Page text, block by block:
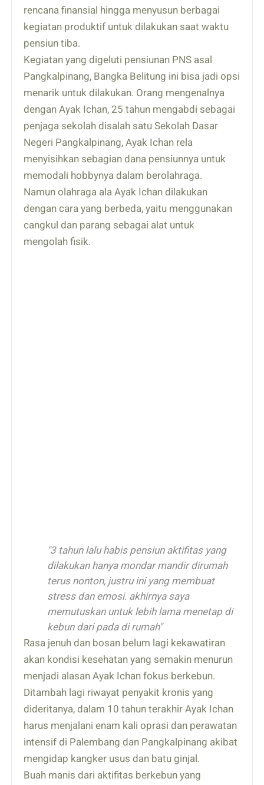
rencana finansial hingga menyusun berbagai
kegiatan produktif untuk dilakukan saat waktu
pensiun tiba.
Kegiatan yang digeluti pensiunan PNS asal
Pangkalpinang, Bangka Belitung ini bisa jadi opsi
menarik untuk dilakukan. Orang mengenalnya
dengan Ayak Ichan, 25 tahun mengabdi sebagai
penjaga sekolah disalah satu Sekolah Dasar
Negeri Pangkalpinang, Ayak Ichan rela
menyisihkan sebagian dana pensiunnya untuk
memodali hobbynya dalam berolahraga.
Namun olahraga ala Ayak Ichan dilakukan
dengan cara yang berbeda, yaitu menggunakan
cangkul dan parang sebagai alat untuk
mengolah fisik.
"3 tahun lalu habis pensiun aktifitas yang
dilakukan hanya mondar mandir dirumah
terus nonton, justru ini yang membuat
stress dan emosi. akhirnya saya
memutuskan untuk lebih lama menetap di
kebun dari pada di rumah"
Rasa jenuh dan bosan belum lagi kekawatiran
akan kondisi kesehatan yang semakin menurun
menjadi alasan Ayak Ichan fokus berkebun.
Ditambah lagi riwayat penyakit kronis yang
dideritanya, dalam 10 tahun terakhir Ayak Ichan
harus menjalani enam kali oprasi dan perawatan
intensif di Palembang dan Pangkalpinang akibat
mengidap kangker usus dan batu ginjal.
Buah manis dari aktifitas berkebun yang